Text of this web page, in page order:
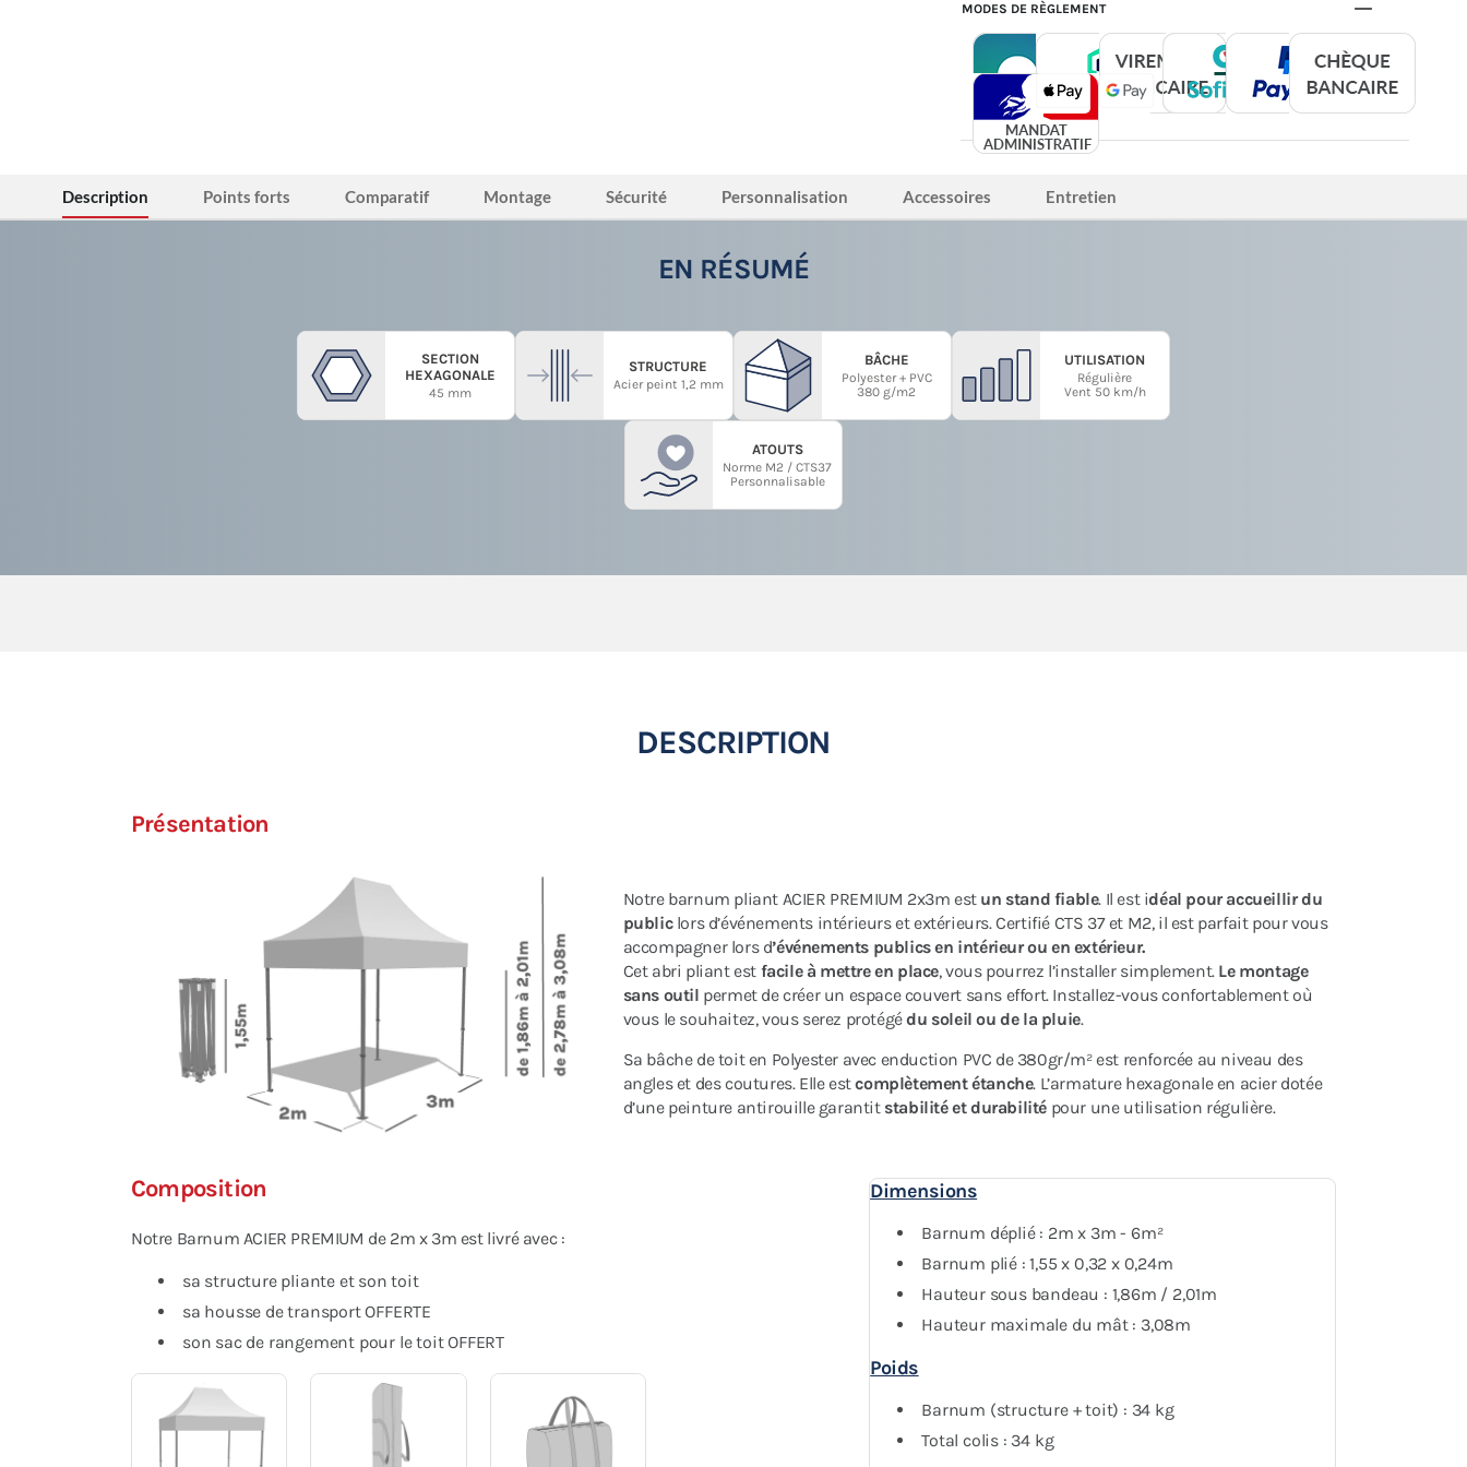
MODES DE RÈGLEMENT
Description Points forts Comparatif Montage Sécurité Personnalisation Accessoires Entretien
EN RÉSUMÉ
SECTION
HEXAGONALE
45 mm
STRUCTURE
Acier peint 1,2 mm
BÂCHE
Polyester + PVC
380 g/m2
UTILISATION
Régulière
Vent 50 km/h
ATOUTS
Norme M2 / CTS37
Personnalisable
DESCRIPTION
Présentation
Notre barnum pliant ACIER PREMIUM 2x3m est un stand fiable. Il est idéal pour accueillir du
publiclors d’événements intérieurs et extérieurs. Certifié CTS 37 et M2, il est parfait pour vous
accompagner lors d’événements publics en intérieur ou en extérieur.
Cet abri pliant est facile à mettre en place, vous pourrez l’installer simplement. Le montage
sans outil permet de créer un espace couvert sans effort. Installez-vous confortablement où
vous le souhaitez, vous serez protégédu soleil ou de la pluie.
Sa bâche de toit en Polyester avec enduction PVC de 380gr/m² est renforcée au niveau des
angles et des coutures. Elle estcomplètement étanche. L’armature hexagonale en acier dotée
d’une peinture antirouille garantit stabilité et durabilité pour une utilisation régulière.
Composition
Notre Barnum ACIER PREMIUM de 2m x 3m est livré avec :
sa structure pliante et son toit
sa housse de transport OFFERTE
son sac de rangement pour le toit OFFERT
Dimensions
Barnum déplié : 2m x 3m - 6m²
Barnum plié : 1,55 x 0,32 x 0,24m
Hauteur sous bandeau : 1,86m / 2,01m
Hauteur maximale du mât : 3,08m
Poids
Barnum (structure + toit) : 34 kg
Total colis : 34 kg